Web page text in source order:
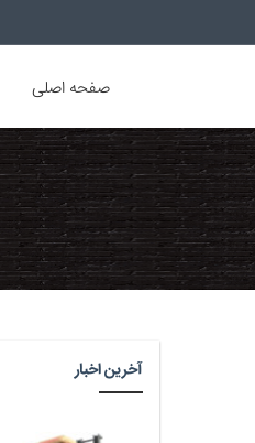
صفحه اصلی
آخرین اخبار